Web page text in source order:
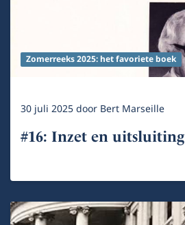
Zomerreeks 2025: het favoriete boek
30 juli 2025door Bert Marseille
#16: Inzet en uitsluiting